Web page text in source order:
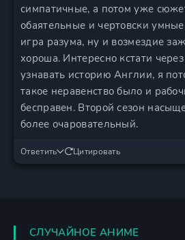
симпатичные, а потом уже
обаятельные и чертовски
игра разума, ну и возмездие
хороша. Интересно кстати
узнавать историю Англии, я
такое неравенство было и
бесправен. Второй сезон
более очаровательный.
Ответить Цитировать
СЛУЧАЙНОЕ АНИМЕ